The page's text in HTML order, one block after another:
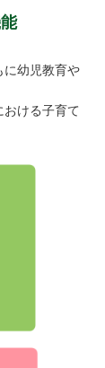
に幼児教育や
ける子育て